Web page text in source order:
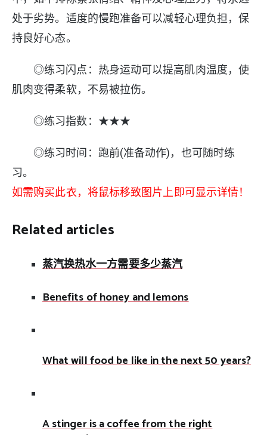
处于劣势。适度的慢跑准备可以减轻心理负担，保
持良好心态。
◎练习闪点：热身运动可以提高肌肉温度，使
肌肉变得柔软，不易被拉伤。
◎练习指数：★★★
◎练习时间：跑前(准备动作)，也可随时练
习。
如需购买此衣，将鼠标移致图片上即可显示详情！
Related articles
蒸汽换热水一方需要多少蒸汽
Benefits of honey and lemons
What will food be like in the next 50 years?
A stinger is a coffee from the right